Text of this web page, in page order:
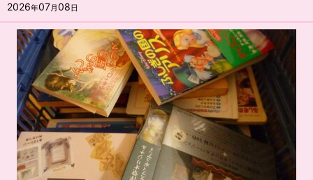
2026年07月08日